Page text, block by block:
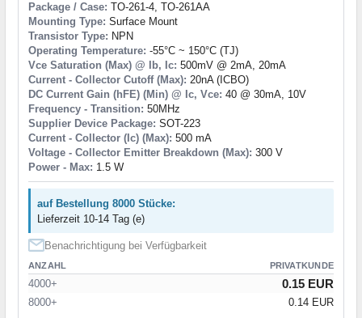
Package / Case: TO-261-4, TO-261AA
Mounting Type: Surface Mount
Transistor Type: NPN
Operating Temperature: -55°C ~ 150°C (TJ)
Vce Saturation (Max) @ Ib, Ic: 500mV @ 2mA, 20mA
Current - Collector Cutoff (Max): 20nA (ICBO)
DC Current Gain (hFE) (Min) @ Ic, Vce: 40 @ 30mA, 10V
Frequency - Transition: 50MHz
Supplier Device Package: SOT-223
Current - Collector (Ic) (Max): 500 mA
Voltage - Collector Emitter Breakdown (Max): 300 V
Power - Max: 1.5 W
auf Bestellung 8000 Stücke:
Lieferzeit 10-14 Tag (e)
Benachrichtigung bei Verfügbarkeit
ANZAHL PRIVATKUNDE
4000+ 0.15 EUR
8000+ 0.14 EUR